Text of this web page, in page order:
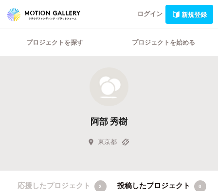
ログイン 新規登録
プロジェクトを探す プロジェクトを始める
阿部 秀樹
東京都
応援したプロジェクト 2 投稿したプロジェクト 0